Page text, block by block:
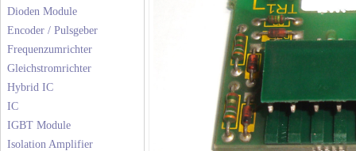
Dioden Module
Encoder / Pulsgeber
Frequenzumrichter
Gleichstromrichter
Hybrid IC
IC
IGBT Module
Isolation Amplifier